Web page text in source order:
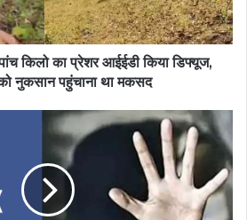
किलो का प्रेशर आईईडी किया डिफ्यूज,
को नुकसान पहुंचाना था मकसद